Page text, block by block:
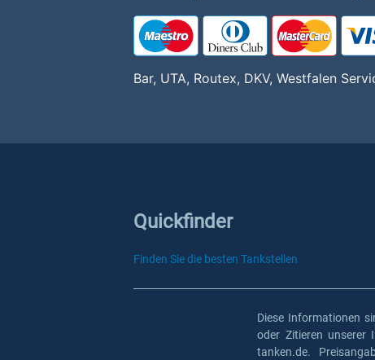
Bar, UTA, Routex, DKV, Westfalen
Quickfinder
Finden Sie die besten Tankstellen
Diese Informationen
oder Zitieren unserer
tanken.de.